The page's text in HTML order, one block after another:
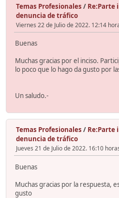
Temas Profesionales / Re:Parte
denuncia de tráfico
Viernes 22 de Julio de 2022. 12:14
Buenas
Muchas gracias por el inciso.
lo poco que lo hago da gusto por
Un saludo.-
Temas Profesionales / Re:Parte
denuncia de tráfico
Jueves 21 de Julio de 2022. 16:10
Buenas
Muchas gracias por la respuesta,
gusto